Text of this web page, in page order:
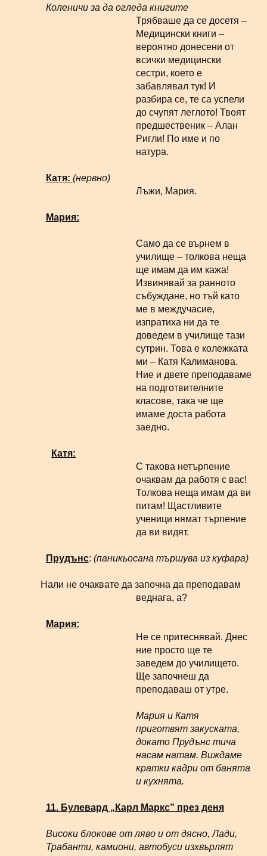
Коленичи за да огледа книгите
Трябваше да се досетя –
Медицински книги –
вероятно донесени от
всички медицински
сестри, което е
забавлявал тук! И
разбира се, те са успели
до счупят леглото! Твоят
предшественик – Алан
Ригли! По име и по
натура.
Катя: (нервно)
Лъжи, Мария.
Мария:
Само да се върнем в
училище – толкова неща
ще имам да им кажа!
Извинявай за ранното
събуждане, но тъй като
ме в междучасие,
изпратиха ни да те
доведем в училище тази
сутрин. Това е колежката
ми – Катя Калиманова.
Ние и двете преподаваме
на подготвителните
класове, така че ще
имаме доста работа
заедно.
Катя:
С такова нетърпение
очаквам да работя с вас!
Толкова неща имам да ви
питам! Щастливите
ученици нямат търпение
да ви видят.
Прудънс: (паникьосана тършува из куфара)
Нали не очаквате да започна да преподавам
веднага, а?
Мария:
Не се притеснявай. Днес
ние просто ще те
заведем до училището.
Ще започнеш да
преподаваш от утре.
Мария и Катя
приготвят закуската,
докато Прудънс тича
насам натам. Виждаме
кратки кадри от банята
и кухнята.
11. Булевард „Карл Маркс” през деня
Високи блокове от ляво и от дясно, Лади,
Трабанти, камиони, автобуси изхвърлят